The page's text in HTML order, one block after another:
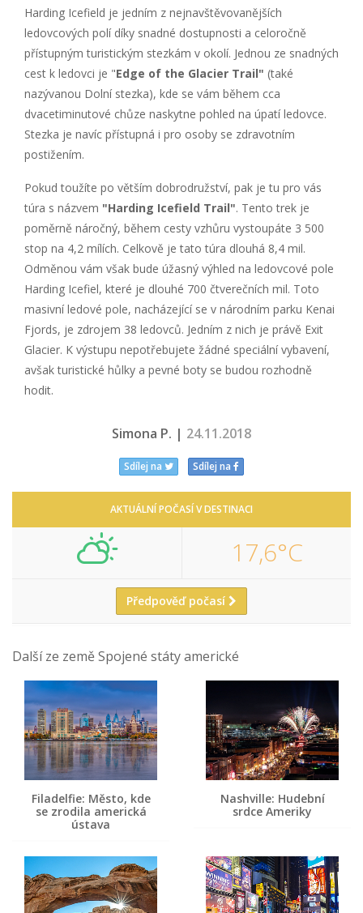
Harding Icefield je jedním z nejnavštěvovanějších
ledovcových polí díky snadné dostupnosti a celoročně
přístupným turistickým stezkám v okolí. Jednou ze snadných
cest k ledovci je "Edge of the Glacier Trail" (také
nazývanou Dolní stezka), kde se vám během cca
dvacetiminutové chůze naskytne pohled na úpatí ledovce.
Stezka je navíc přístupná i pro osoby se zdravotním
postižením.
Pokud toužíte po větším dobrodružství, pak je tu pro vás
túra s názvem "Harding Icefield Trail". Tento trek je
poměrně náročný, během cesty vzhůru vystoupáte 3 500
stop na 4,2 mílích. Celkově je tato túra dlouhá 8,4 mil.
Odměnou vám však bude úžasný výhled na ledovcové pole
Harding Icefiel, které je dlouhé 700 čtverečních mil. Toto
masivní ledové pole, nacházející se v národním parku Kenai
Fjords, je zdrojem 38 ledovců. Jedním z nich je právě Exit
Glacier. K výstupu nepotřebujete žádné speciální vybavení,
avšak turistické hůlky a pevné boty se budou rozhodně
hodit.
Simona P. | 24.11.2018
Sdílej na Sdílej na
AKTUÁLNÍ POČASÍ V DESTINACI
17,6°C
Předpověď počasí
Další ze země Spojené státy americké
Filadelfie: Město, kde
se zrodila americká
ústava
Nashville: Hudební
srdce Ameriky